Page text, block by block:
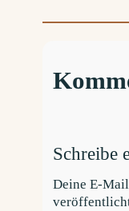
Schreibe
Deine E-